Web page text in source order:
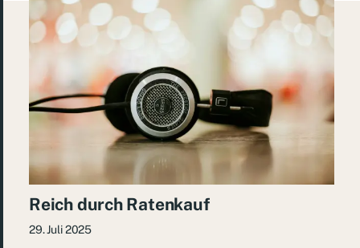
Reich durch Ratenkauf
29. Juli 2025